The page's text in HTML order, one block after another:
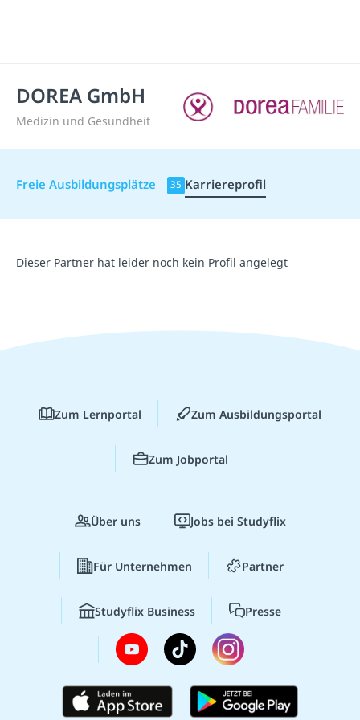
DOREA GmbH
Medizin und Gesundheit
Freie Ausbildungsplätze 35 Karriereprofil
Dieser Partner hat leider noch kein Profil angelegt
Zum Lernportal Zum Ausbildungsportal
Zum Jobportal
Über uns Jobs bei Studyflix
Für Unternehmen Partner
Studyflix Business Presse